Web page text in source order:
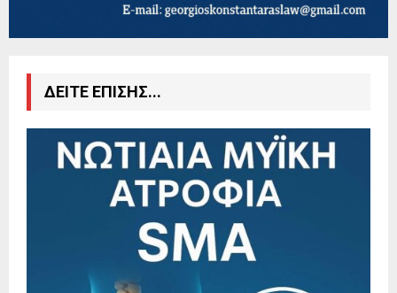
ΔΕΙΤΕ ΕΠΙΣΗΣ...